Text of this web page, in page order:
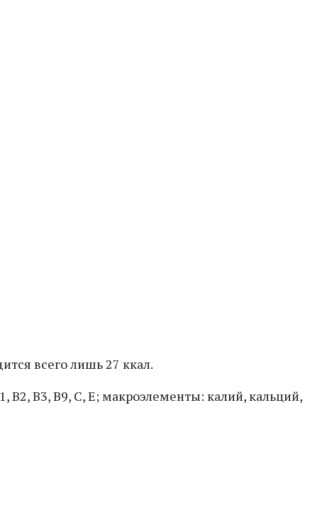
всего лишь 27 ккал.
В2, В3, В9, С, Е; макроэлементы: калий, кальций,